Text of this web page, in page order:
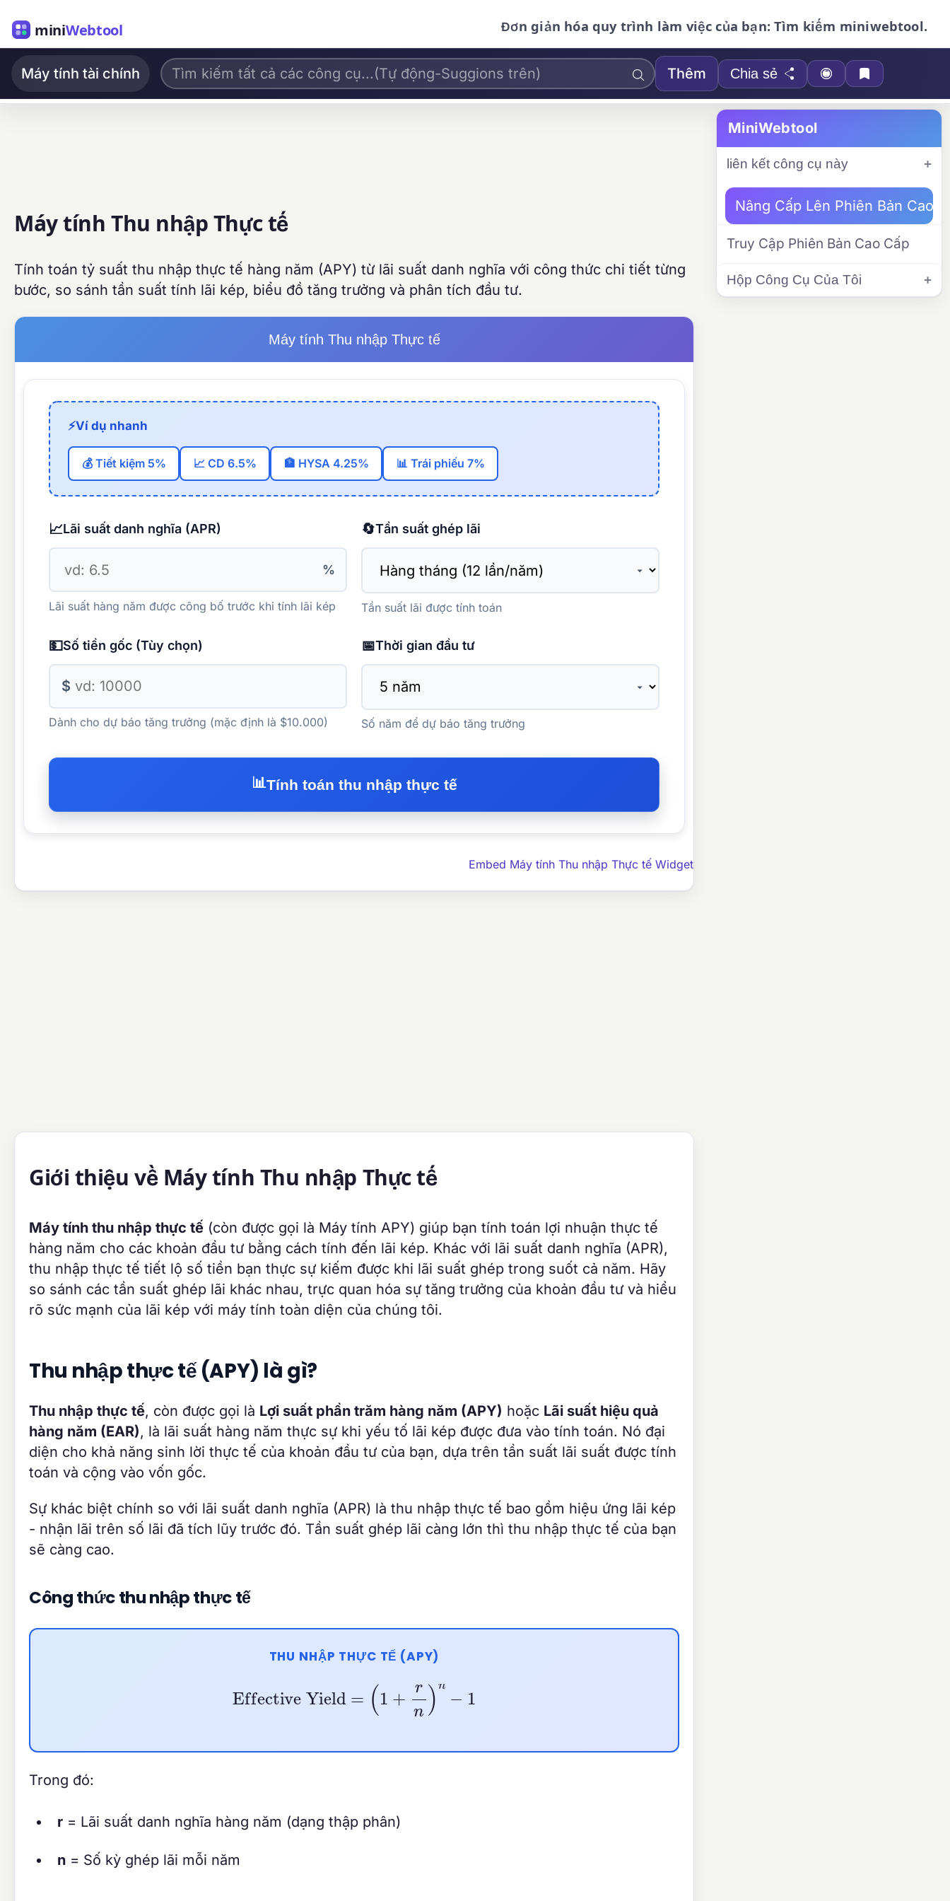
miniWebtool Đơn giản hóa quy trình làm việc của bạn: Tìm kiếm miniwebtool.
Máy tính tài chính Thêm Chia sẻ
Máy tính Thu nhập Thực tế
Tính toán tỷ suất thu nhập thực tế hàng năm (APY) từ lãi suất danh nghĩa với công thức chi tiết từng
bước, so sánh tần suất tính lãi kép, biểu đồ tăng trưởng và phân tích đầu tư.
Máy tính Thu nhập Thực tế
⚡Ví dụ nhanh
💰 Tiết kiệm 5% 📈 CD 6.5% 🏦 HYSA 4.25% 📊 Trái phiếu 7%
📈Lãi suất danh nghĩa (APR)
%
Lãi suất hàng năm được công bố trước khi tính lãi kép
🔄Tần suất ghép lãi
Tần suất lãi được tính toán
💵Số tiền gốc (Tùy chọn)
$
Dành cho dự báo tăng trưởng (mặc định là $10.000)
📅Thời gian đầu tư
Số năm để dự báo tăng trưởng
📊Tính toán thu nhập thực tế
Embed Máy tính Thu nhập Thực tế Widget
Giới thiệu về Máy tính Thu nhập Thực tế
Máy tính thu nhập thực tế (còn được gọi là Máy tính APY) giúp bạn tính toán lợi nhuận thực tế
hàng năm cho các khoản đầu tư bằng cách tính đến lãi kép. Khác với lãi suất danh nghĩa (APR),
thu nhập thực tế tiết lộ số tiền bạn thực sự kiếm được khi lãi suất ghép trong suốt cả năm. Hãy
so sánh các tần suất ghép lãi khác nhau, trực quan hóa sự tăng trưởng của khoản đầu tư và hiểu
rõ sức mạnh của lãi kép với máy tính toàn diện của chúng tôi.
Thu nhập thực tế (APY) là gì?
Thu nhập thực tế, còn được gọi là Lợi suất phần trăm hàng năm (APY) hoặc Lãi suất hiệu quả
hàng năm (EAR), là lãi suất hàng năm thực sự khi yếu tố lãi kép được đưa vào tính toán. Nó đại
diện cho khả năng sinh lời thực tế của khoản đầu tư của bạn, dựa trên tần suất lãi suất được tính
toán và cộng vào vốn gốc.
Sự khác biệt chính so với lãi suất danh nghĩa (APR) là thu nhập thực tế bao gồm hiệu ứng lãi kép
- nhận lãi trên số lãi đã tích lũy trước đó. Tần suất ghép lãi càng lớn thì thu nhập thực tế của bạn
sẽ càng cao.
Công thức thu nhập thực tế
THU NHẬP THỰC TẾ (APY)
= n) n −
Trong đó:
r = Lãi suất danh nghĩa hàng năm (dạng thập phân)
n = Số kỳ ghép lãi mỗi năm
MiniWebtool
liên kết công cụ này
Nâng Cấp Lên Phiên Bản Cao
Truy Cập Phiên Bản Cao Cấp
Hộp Công Cụ Của Tôi